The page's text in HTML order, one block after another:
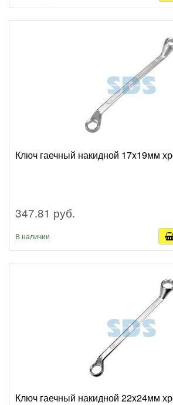
Ключ гаечный накидной 17x19мм
347.81 руб.
В наличии
Ключ гаечный накидной 22x24мм